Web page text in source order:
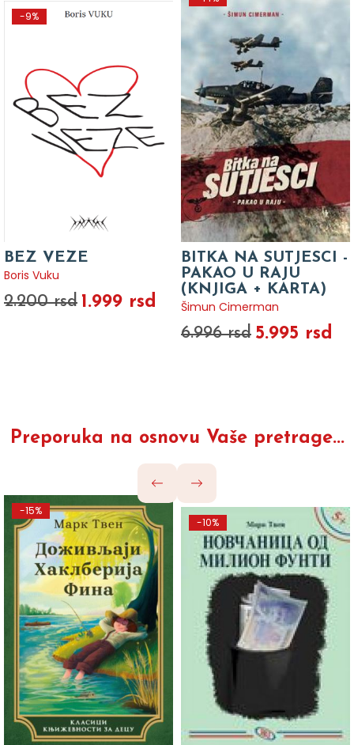
-9%
BEZ VEZE
Boris Vuku
2.200 rsd 1.999 rsd
BITKA NA SUTJESCI -
PAKAO U RAJU
(KNJIGA + KARTA)
Šimun Cimerman
6.996 rsd 5.995 rsd
Preporuka na osnovu Vaše pretrage...
-15%
-10%